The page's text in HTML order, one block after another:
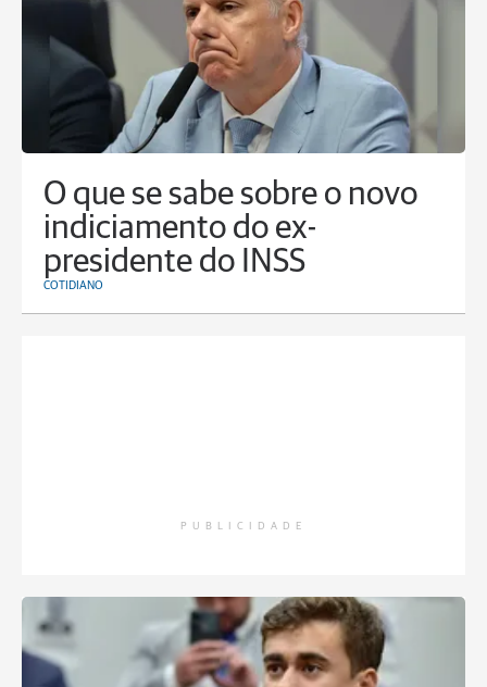
O que se sabe sobre o novo
indiciamento do ex-
presidente do INSS
COTIDIANO
PUBLICIDADE